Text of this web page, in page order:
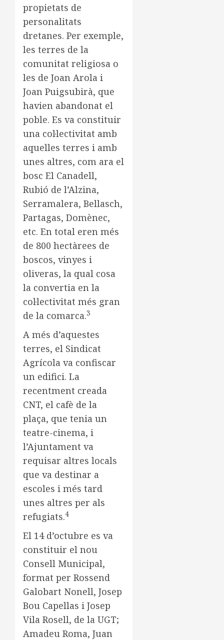
propietats de
personalitats
dretanes. Per exemple,
les terres de la
comunitat religiosa o
les de Joan Arola i
Joan Puigsubirà, que
havien abandonat el
poble. Es va constituir
una col·lectivitat amb
aquelles terres i amb
unes altres, com ara el
bosc El Canadell,
Rubió de l’Alzina,
Serramalera, Bellasch,
Partagas, Domènec,
etc. En total eren més
de 800 hectàrees de
boscos, vinyes i
oliveras, la qual cosa
la convertia en la
col·lectivitat més gran
de la comarca.3
A més d’aquestes
terres, el Sindicat
Agrícola va confiscar
un edifici. La
recentment creada
CNT, el cafè de la
plaça, que tenia un
teatre-cinema, i
l’Ajuntament va
requisar altres locals
que va destinar a
escoles i més tard
unes altres per als
refugiats.4
El 14 d’octubre es va
constituir el nou
Consell Municipal,
format per Rossend
Galobart Nonell, Josep
Bou Capellas i Josep
Vila Rosell, de la UGT;
Amadeu Roma, Juan